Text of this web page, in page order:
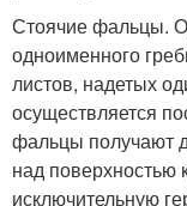
Стоячие фальцы.
одноименного
листов, надетых
осуществляется
фальцы получают
над поверхностью
исключительную